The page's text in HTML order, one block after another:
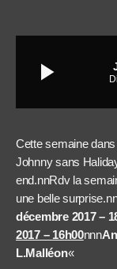
play_arrow
Cette semaine
Johnny sans
end.nnRdv la
une belle
décembre 2017 –
2017 – 16h00nnn
L.Malléon«